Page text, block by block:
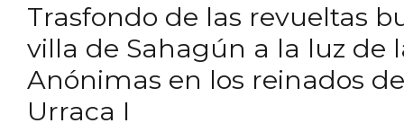
Trasfondo de las revueltas
villa de Sahagún a la luz de
Anónimas en los reinados
Urraca I